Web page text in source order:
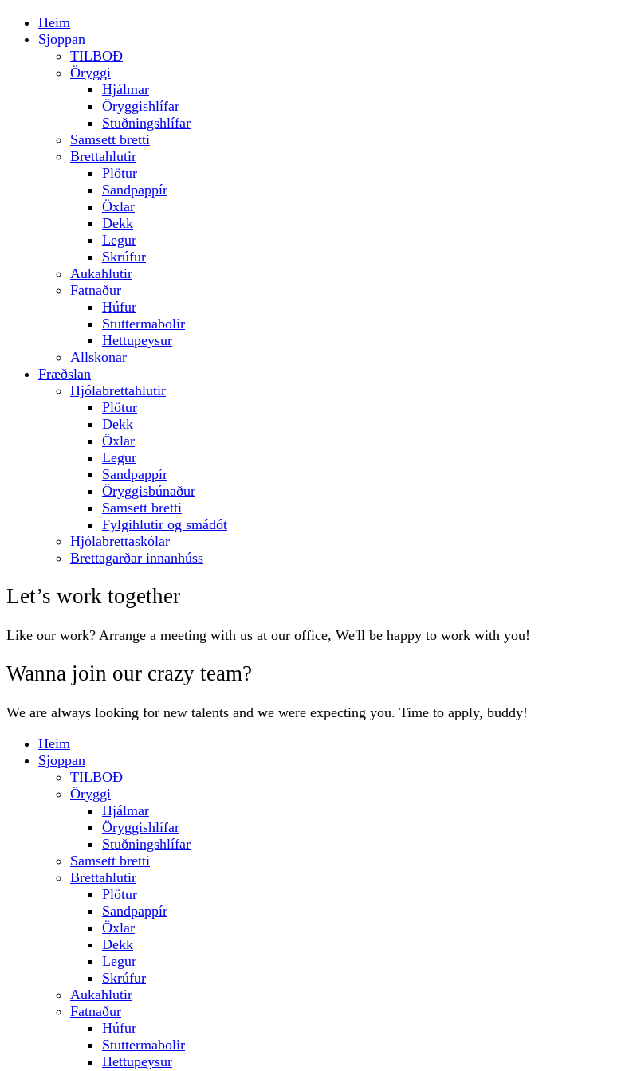
Heim
Sjoppan
TILBOÐ
Öryggi
Hjálmar
Öryggishlífar
Stuðningshlífar
Samsett bretti
Brettahlutir
Plötur
Sandpappír
Öxlar
Dekk
Legur
Skrúfur
Aukahlutir
Fatnaður
Húfur
Stuttermabolir
Hettupeysur
Allskonar
Fræðslan
Hjólabrettahlutir
Plötur
Dekk
Öxlar
Legur
Sandpappír
Öryggisbúnaður
Samsett bretti
Fylgihlutir og smádót
Hjólabrettaskólar
Brettagarðar innanhúss
Let’s work together
Like our work? Arrange a meeting with us at our office, We'll be happy to work with you!
Wanna join our crazy team?
We are always looking for new talents and we were expecting you. Time to apply, buddy!
Heim
Sjoppan
TILBOÐ
Öryggi
Hjálmar
Öryggishlífar
Stuðningshlífar
Samsett bretti
Brettahlutir
Plötur
Sandpappír
Öxlar
Dekk
Legur
Skrúfur
Aukahlutir
Fatnaður
Húfur
Stuttermabolir
Hettupeysur